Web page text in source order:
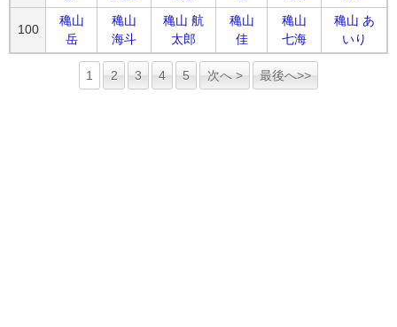
100
穐山
岳
穐山
海斗
穐山 航
太郎
穐山
佳
穐山
七海
穐山 あ
いり
1 2 3 4 5 次へ > 最後へ>>